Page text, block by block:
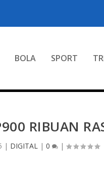
BOLA SPORT
RIBUAN
| DIGITAL| 0 |